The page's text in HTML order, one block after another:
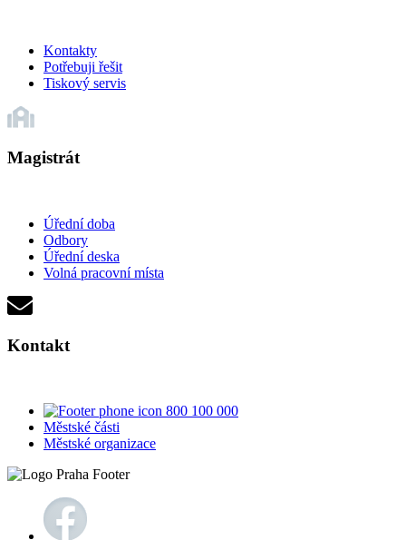
Kontakty
Potřebuji řešit
Tiskový servis
Magistrát
Úřední doba
Odbory
Úřední deska
Volná pracovní místa
Kontakt
800 100 000
Městské části
Městské organizace